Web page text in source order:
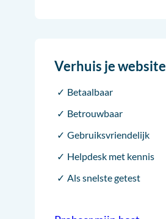
Verhuis je
Betaalbaar
Betrouwbaar
Gebruiksvriendelijk
Helpdesk met kennis
Als snelste getest